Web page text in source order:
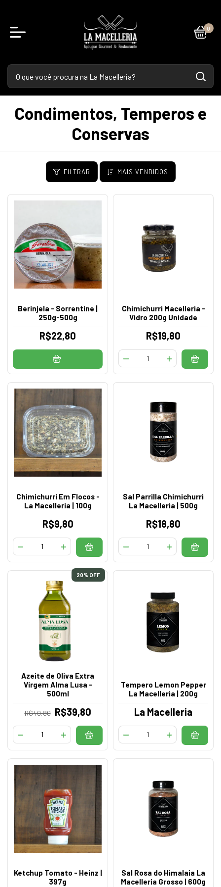
0
Condimentos, Temperos e
Conservas
FILTRAR MAIS VENDIDOS
Berinjela - Sorrentine |
250g-500g
R$22,80
Chimichurri Macelleria -
Vidro 200g Unidade
R$19,80
Chimichurri Em Flocos -
La Macelleria | 100g
R$9,80
Sal Parrilla Chimichurri
La Macelleria | 500g
R$18,80
20% OFF
Azeite de Oliva Extra
Virgem Alma Lusa -
500ml
R$49,80 R$39,80
Tempero Lemon Pepper
La Macelleria | 200g
La Macelleria
Ketchup Tomato - Heinz |
397g
Sal Rosa do Himalaia La
Macelleria Grosso | 600g